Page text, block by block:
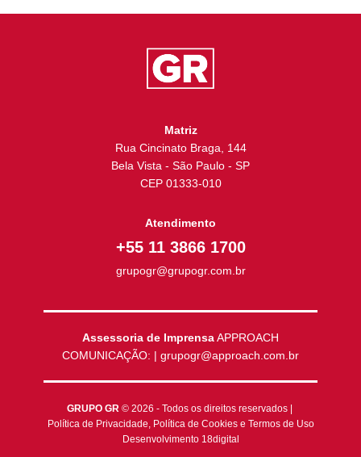
Matriz
Rua Cincinato Braga, 144
Bela Vista - São Paulo - SP
CEP 01333-010
Atendimento
+55 11 3866 1700
grupogr@grupogr.com.br
Assessoria de ImprensaAPPROACH
COMUNICAÇÃO: | grupogr@approach.com.br
GRUPO GR© 2026 - Todos os direitos reservados |
Política de Privacidade, Política de Cookiese Termos de Uso
Desenvolvimento 18digital